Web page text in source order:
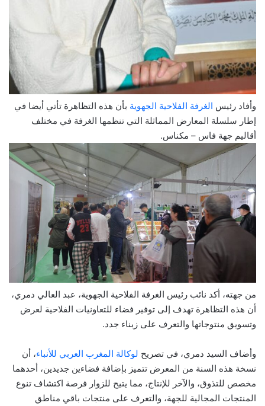
وأفاد رئيس الغرفة الفلاحية الجهوية بأن هذه التظاهرة تأتي أيضا في
إطار سلسلة المعارض المماثلة التي تنظمها الغرفة في مختلف
أقاليم جهة فاس – مكناس.
من جهته، أكد نائب رئيس الغرفة الفلاحية الجهوية، عبد العالي دمري،
أن هذه التظاهرة تهدف إلى توفير فضاء للتعاونيات الفلاحية لعرض
وتسويق منتوجاتها والتعرف على زبناء جدد.
وأضاف السيد دمري، في تصريح لوكالة المغرب العربي للأنباء، أن
نسخة هذه السنة من المعرض تتميز بإضافة فضاءين جديدين، أحدهما
مخصص للتذوق، والآخر للإنتاج، مما يتيح للزوار فرصة اكتشاف تنوع
المنتجات المجالية للجهة، والتعرف على منتجات باقي مناطق